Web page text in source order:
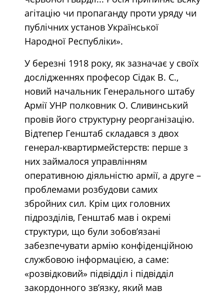
агітацію чи пропаганду проти уряду чи
публічних установ Української
Народної Республіки».
У березні 1918 року, як зазначає у своїх
дослідженнях професор Сідак В. С.,
новий начальник Генерального штабу
Армії УНР полковник О. Сливинський
провів його структурну реорганізацію.
Відтепер Генштаб складався з двох
генерал-квартирмейстерств: перше з
них займалося управлінням
оперативною діяльністю армії, а друге –
проблемами розбудови самих
збройних сил. Крім цих головних
підрозділів, Генштаб мав і окремі
структури, що були зобов’язані
забезпечувати армію конфіденційною
службовою інформацією, а саме:
«розвідковий» підвідділ і підвідділ
закордонного зв’язку, який мав